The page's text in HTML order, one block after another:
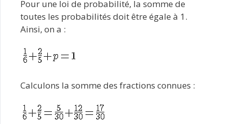
Pour une loi de probabilité, la somme de
toutes les probabilités doit être égale à 1.
Ainsi, on a :
Calculons la somme des fractions connues :